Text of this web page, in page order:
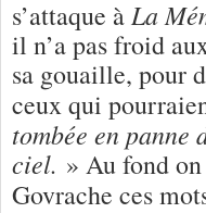
s’attaque à La
il n’a pas froid
sa gouaille, pour
ceux qui
tombée en panne
ciel. » Au fond
Govrache ces